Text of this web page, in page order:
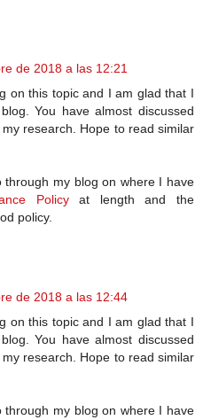
de 2018 a las 12:21
on this topic and I am glad that I
You have almost discussed
research. Hope to read similar
through my blog on where I have
Policyat length and the
policy.
de 2018 a las 12:44
on this topic and I am glad that I
You have almost discussed
research. Hope to read similar
through my blog on where I have